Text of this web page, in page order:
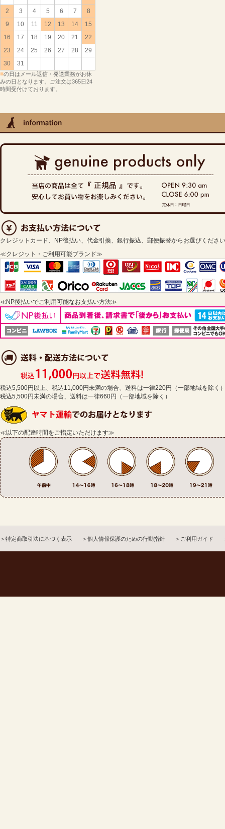
2
3 4 5 6 7
8
9
10 11 12 13 14
15
16
17 18 19 20 21
22
23
24 25 26 27 28
29
30
31
■の日はメール返信・発送業務がお休
みの日となります。ご注文は365日24
時間受付けております。
クレジットカード、NP後払い、代金引換、銀行振込、郵便振替からお選びくださ
≪クレジット・ご利用可能ブランド≫
≪NP後払いでご利用可能なお支払い方法≫
税込5,500円以上、税込11,000円未満の場合、送料は一律220円（一部地域を除く
税込5,500円未満の場合、送料は一律660円（一部地域を除く）
≪以下の配達時間をご指定いただけます≫
＞特定商取引法に基づく表示 ＞個人情報保護のための行動指針 ＞ご利用ガイド